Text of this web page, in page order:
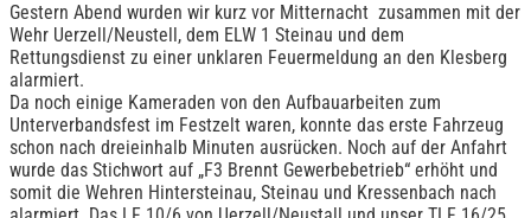
Gestern Abend wurden wir kurz vor Mitternacht zusammen mit der
Wehr Uerzell/Neustell, dem ELW 1 Steinau und dem
Rettungsdienst zu einer unklaren Feuermeldung an den Klesberg
alarmiert.
Da noch einige Kameraden von den Aufbauarbeiten zum
Unterverbandsfest im Festzelt waren, konnte das erste Fahrzeug
schon nach dreieinhalb Minuten ausrücken. Noch auf der Anfahrt
wurde das Stichwort auf „F3 Brennt Gewerbebetrieb“ erhöht und
somit die Wehren Hintersteinau, Steinau und Kressenbach nach